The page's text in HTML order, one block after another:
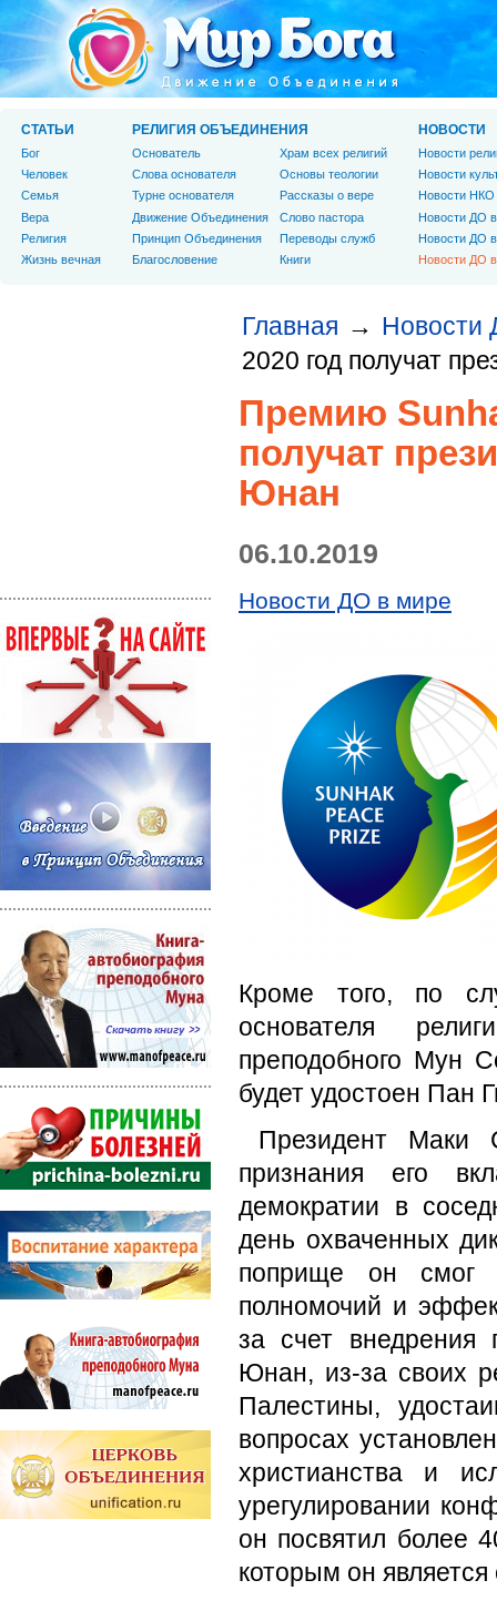
Главная → Новости
2020 год получат
Премию
получат
Юнан
06.10.2019
Новости ДО в мире
Кроме того, по
основателя
преподобного Мун
будет удостоен Пан
Президент Маки
признания его
демократии в
день охваченных
поприще он смог
полномочий и
за счет внедрения
Юнан, из-за своих
Палестины,
вопросах
христианства и
урегулировании
он посвятил более
которым он является
СТАТЬИ
Бог
Человек
Cемья
Вера
Религия
Жизнь вечная
РЕЛИГИЯ ОБЪЕДИНЕНИЯ
Основатель
Слова основателя
Турне основателя
Движение Объединения
Принцип Объединения
Благословение
Храм всех религий
Основы теологии
Рассказы о вере
Слово пастора
Переводы служб
Книги
НОВОСТИ
Новости
Новости
Новости НКО
Новости ДО
Новости ДО
Новости ДО